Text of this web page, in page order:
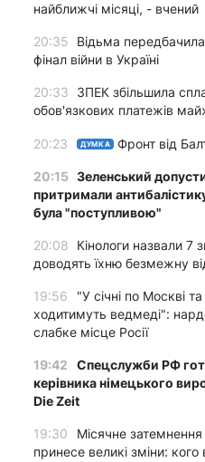
найближчі місяці, - вчений
20:35
Відьма
фінал війни в Україні
20:33
ЗПЕК збільшила
обов'язкових платежів
20:23 ДУМКА Фронт від
20:15 Зеленський
притримали
була "поступливою"
20:08
Кінологи назвали 7
доводять їхню безмежну
19:56
"У січні по Москві
ходитимуть ведмеді":
слабке місце Росії
19:42
Спецслужби РФ
керівника німецького
Die Zeit
19:30
Місячне
принесе великі зміни: